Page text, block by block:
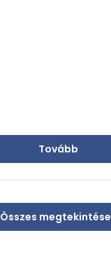
Tovább
Összes megtekintése